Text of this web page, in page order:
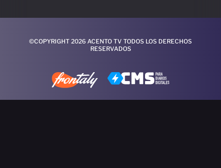
©COPYRIGHT 2026 ACENTO TV TODOS LOS DERECHOS
RESERVADOS